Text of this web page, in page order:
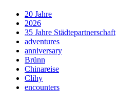
20 Jahre
2026
35 Jahre Städtepartnerschaft
adventures
anniversary
Brünn
Chinareise
Clihy
encounters